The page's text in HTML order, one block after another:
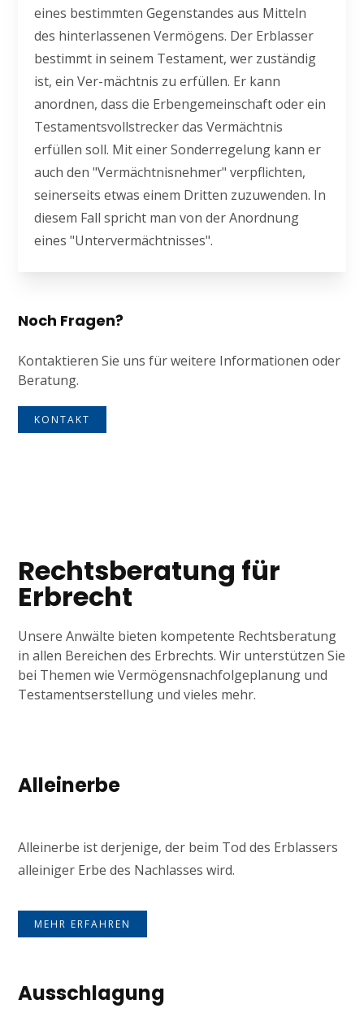
eines bestimmten Gegenstandes aus Mitteln
des hinterlassenen Vermögens. Der Erblasser
bestimmt in seinem Testament, wer zuständig
ist, ein Ver-mächtnis zu erfüllen. Er kann
anordnen, dass die Erbengemeinschaft oder ein
Testamentsvollstrecker das Vermächtnis
erfüllen soll. Mit einer Sonderregelung kann er
auch den "Vermächtnisnehmer" verpflichten,
seinerseits etwas einem Dritten zuzuwenden. In
diesem Fall spricht man von der Anordnung
eines "Untervermächtnisses".
Noch Fragen?
Kontaktieren Sie uns für weitere Informationen oder
Beratung.
KONTAKT
Rechtsberatung für
Erbrecht
Unsere Anwälte bieten kompetente Rechtsberatung
in allen Bereichen des Erbrechts. Wir unterstützen Sie
bei Themen wie Vermögensnachfolgeplanung und
Testamentserstellung und vieles mehr.
Alleinerbe
Alleinerbe ist derjenige, der beim Tod des Erblassers
alleiniger Erbe des Nachlasses wird.
MEHR ERFAHREN
Ausschlagung